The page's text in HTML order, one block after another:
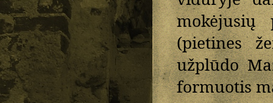
mokėjusių
(pietines
užplūdo
formuotis